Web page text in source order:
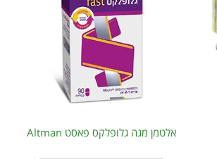
אלטמן מגה גלופלקס פאסט Altman